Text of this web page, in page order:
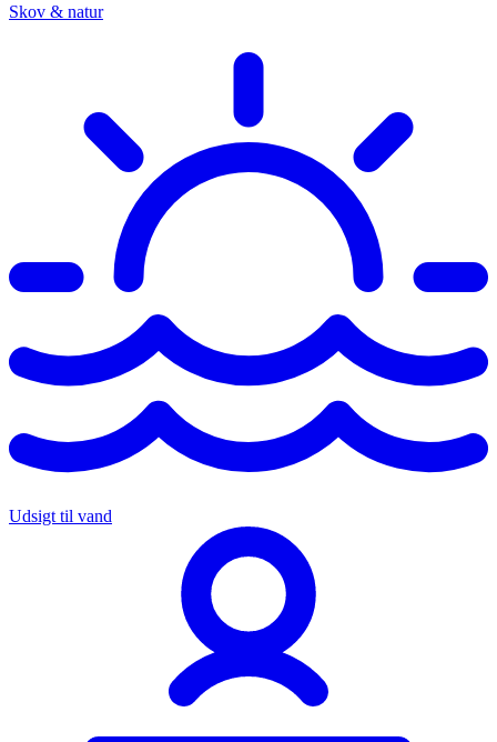
Skov & natur
Udsigt til vand